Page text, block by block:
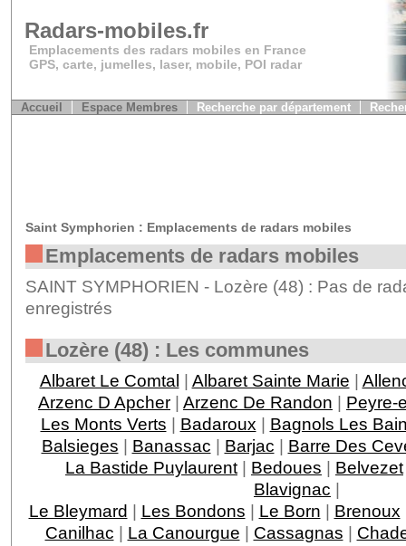
Radars-mobiles.fr
Emplacements des radars mobiles en France
GPS, carte, jumelles, laser, mobile, POI radar
Accueil Espace Membres Recherche par département
Saint Symphorien : Emplacements de radars mobiles
Emplacements de radars mobiles
SAINT SYMPHORIEN - Lozère (48) : Pas de
enregistrés
Lozère (48) : Les communes
Albaret Le Comtal | Albaret Sainte Marie |
Arzenc D Apcher | Arzenc De Randon | Peyre-
Les Monts Verts | Badaroux | Bagnols Les
Balsieges | Banassac | Barjac | Barre Des
La Bastide Puylaurent | Bedoues | Belvezet
Blavignac |
Le Bleymard | Les Bondons | Le Born | Brenoux
Canilhac | La Canourgue | Cassagnas |